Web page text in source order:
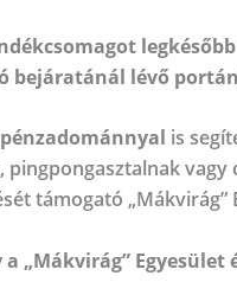
bejáratánál lévő
pénzadománnyal is
pingpongasztalnak
támogató
„Mákvirág”